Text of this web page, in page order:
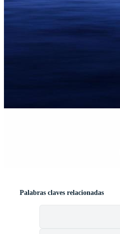
Palabras claves relacionadas